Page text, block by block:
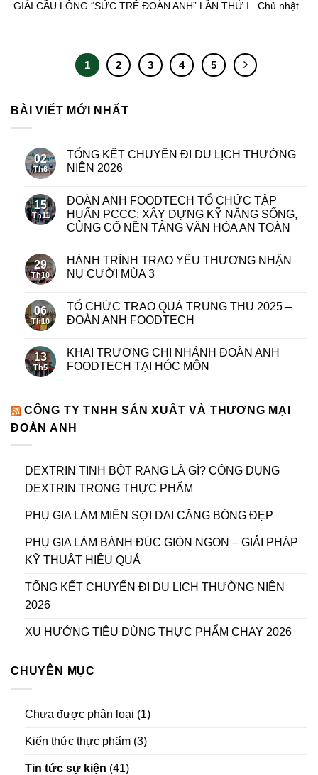
️ GIẢI CẦU LÔNG “SỨC TRẺ ĐOÀN ANH” LẦN THỨ I ️ ️ Chủ nhật...
1 2 3 4 5
BÀI VIẾT MỚI NHẤT
02
Th6
TỔNG KẾT CHUYẾN ĐI DU LỊCH THƯỜNG
NIÊN 2026
15
Th11
ĐOÀN ANH FOODTECH TỔ CHỨC TẬP
HUẤN PCCC: XÂY DỰNG KỸ NĂNG SỐNG,
CỦNG CỐ NỀN TẢNG VĂN HÓA AN TOÀN
29
Th10
HÀNH TRÌNH TRAO YÊU THƯƠNG NHẬN
NỤ CƯỜI MÙA 3
06
Th10
TỔ CHỨC TRAO QUÀ TRUNG THU 2025 –
ĐOÀN ANH FOODTECH
13
Th5
KHAI TRƯƠNG CHI NHÁNH ĐOÀN ANH
FOODTECH TẠI HÓC MÔN
CÔNG TY TNHH SẢN XUẤT VÀ THƯƠNG MẠI
ĐOÀN ANH
DEXTRIN TINH BỘT RANG LÀ GÌ? CÔNG DỤNG
DEXTRIN TRONG THỰC PHẨM
PHỤ GIA LÀM MIẾN SỢI DAI CĂNG BÓNG ĐẸP
PHỤ GIA LÀM BÁNH ĐÚC GIÒN NGON – GIẢI PHÁP
KỸ THUẬT HIỆU QUẢ
TỔNG KẾT CHUYẾN ĐI DU LỊCH THƯỜNG NIÊN
2026
XU HƯỚNG TIÊU DÙNG THỰC PHẨM CHAY 2026
CHUYÊN MỤC
Chưa được phân loại (1)
Kiến thức thực phẩm (3)
Tin tức sự kiện (41)